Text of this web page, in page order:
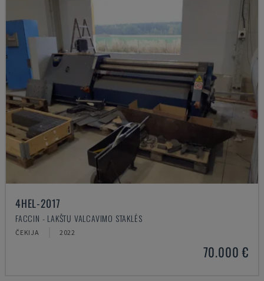
4HEL-2017
FACCIN - LAKŠTŲ VALCAVIMO STAKLĖS
ČEKIJA 2022
70.000 €